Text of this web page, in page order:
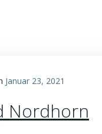
Januar 23, 2021
Nordhorn